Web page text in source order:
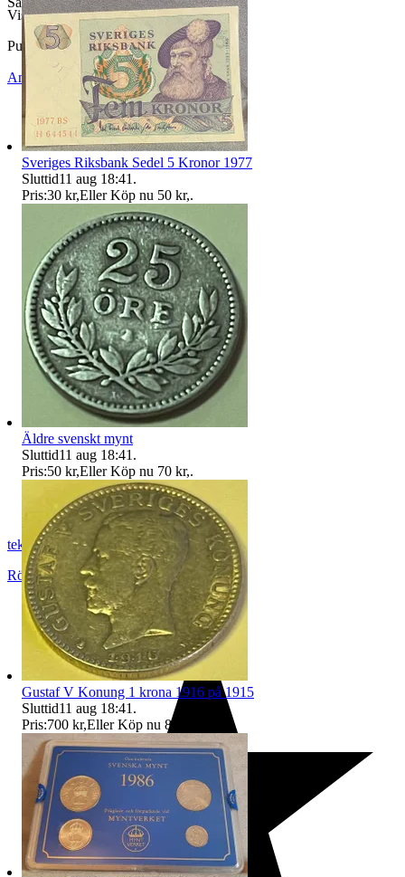
Visningar 193
Publicerad
1 jun 08:44
Anmäl Sälj liknande
teknikis
Rönninge ,Sverige
Sveriges Riksbank Sedel 5 Kronor 1977
Sluttid11 aug 18:41 .
Pris:30 kr,Eller Köp nu 50 kr,.
Äldre svenskt mynt
Sluttid11 aug 18:41 .
Pris:50 kr,Eller Köp nu 70 kr,.
Gustaf V Konung 1 krona 1916 på 1915
Sluttid11 aug 18:41 .
Pris:700 kr,Eller Köp nu 800 kr